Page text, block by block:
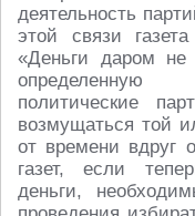
деятельность
этой связи
«Деньги даром
определенную
политические
возмущаться той
от времени вдруг
газет, если
деньги,